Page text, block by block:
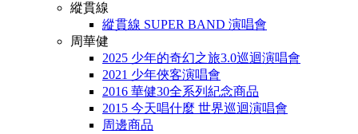
縱貫線
縱貫線 SUPER BAND 演唱會
周華健
2025 少年的奇幻之旅3.0巡迴演唱會
2021 少年俠客演唱會
2016 華健30全系列紀念商品
2015 今天唱什麼 世界巡迴演唱會
周邊商品